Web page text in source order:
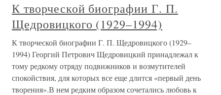
К творческой биографии Г. П.
Щедровицкого (1929–1994)
К творческой биографии Г. П. Щедровицкого (1929–
1994) Георгий Петрович Щедровицкий принадлежал к
тому редкому отряду подвижников и возмутителей
спокойствия, для которых все еще длится «первый день
творения».В нем редким образом сочетались любовь к